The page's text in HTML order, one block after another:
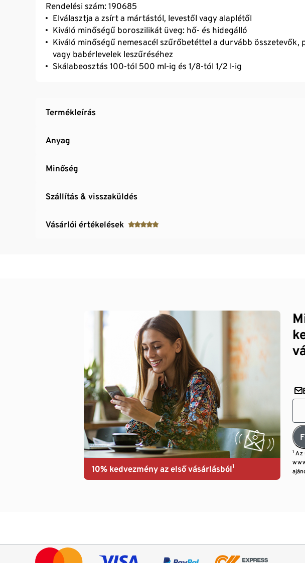
Rendelési szám: 190685
Elválasztja a zsírt a mártástól, levestől vagy alaplétől
Kiváló minőségű boroszilikát üveg: hő- és hidegálló
Kiváló minőségű nemesacél szűrőbetéttel a durvább összetevők,
vagy babérlevelek leszűréséhez
Skálabeosztás 100-tól 500 ml-ig és 1/8-tól 1/2 l-ig
Termékleírás
Anyag
Minőség
Szállítás & visszaküldés
Vásárlói értékelések
10% kedvezmény az első vásárlásból¹
¹